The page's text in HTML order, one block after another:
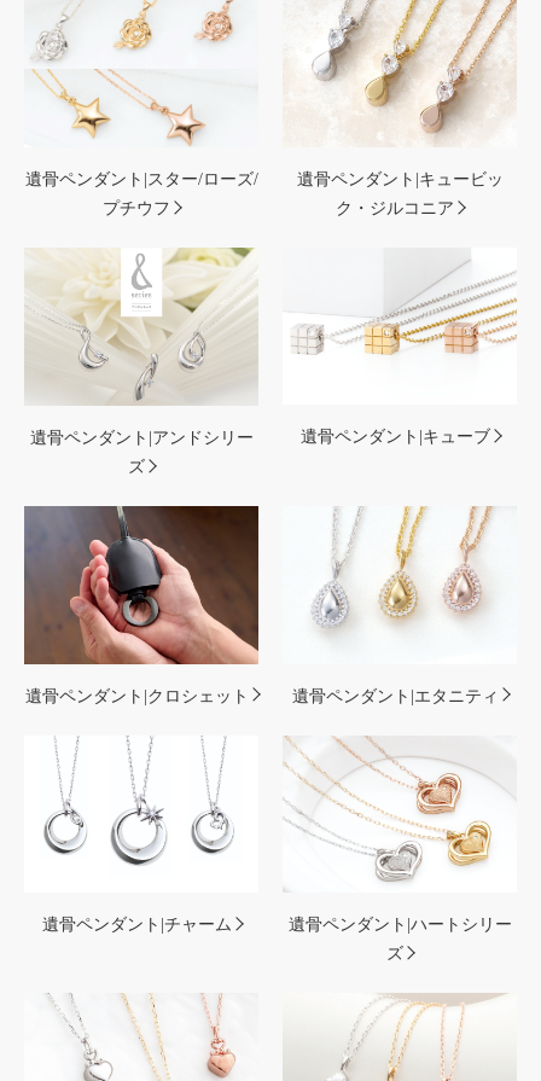
遺骨ペンダント|スター/ローズ/
プチウフ
遺骨ペンダント|キュービッ
ク・ジルコニア
遺骨ペンダント|アンドシリー
ズ
遺骨ペンダント|キューブ
遺骨ペンダント|クロシェット 遺骨ペンダント|エタニティ
遺骨ペンダント|チャーム
遺骨ペンダント|ハートシリー
ズ